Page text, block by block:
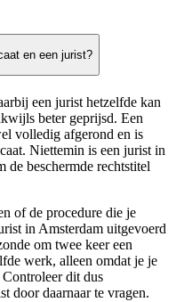
en een jurist?
een jurist hetzelfde kan
beter geprijsd. Een
volledig afgerond en is
Niettemin is een jurist in
de beschermde rechtstitel
of de procedure die je
in Amsterdam uitgevoerd
om twee keer een
werk, alleen omdat je je
dit dus
door daarnaar te vragen.